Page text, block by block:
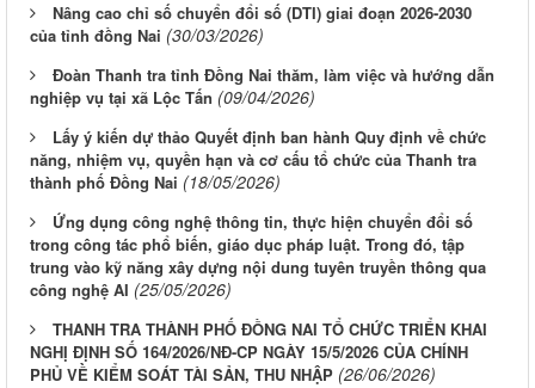
Nâng cao chỉ số chuyển đổi số (DTI) giai đoạn 2026-2030
của tỉnh đồng Nai (30/03/2026)
Đoàn Thanh tra tỉnh Đồng Nai thăm, làm việc và hướng dẫn
nghiệp vụ tại xã Lộc Tấn (09/04/2026)
Lấy ý kiến dự thảo Quyết định ban hành Quy định về chức
năng, nhiệm vụ, quyền hạn và cơ cấu tổ chức của Thanh tra
thành phố Đồng Nai (18/05/2026)
Ứng dụng công nghệ thông tin, thực hiện chuyển đổi số
trong công tác phổ biến, giáo dục pháp luật. Trong đó, tập
trung vào kỹ năng xây dựng nội dung tuyên truyền thông qua
công nghệ AI (25/05/2026)
THANH TRA THÀNH PHỐ ĐỒNG NAI TỔ CHỨC TRIỂN KHAI
NGHỊ ĐỊNH SỐ 164/2026/NĐ-CP NGÀY 15/5/2026 CỦA CHÍNH
PHỦ VỀ KIỂM SOÁT TÀI SẢN, THU NHẬP (26/06/2026)